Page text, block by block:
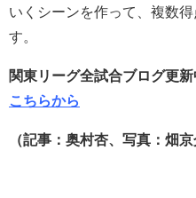
いくシーンを作って、複数
す。
関東リーグ全試合ブログ更
こちらから
（記事：奥村杏、写真：畑京